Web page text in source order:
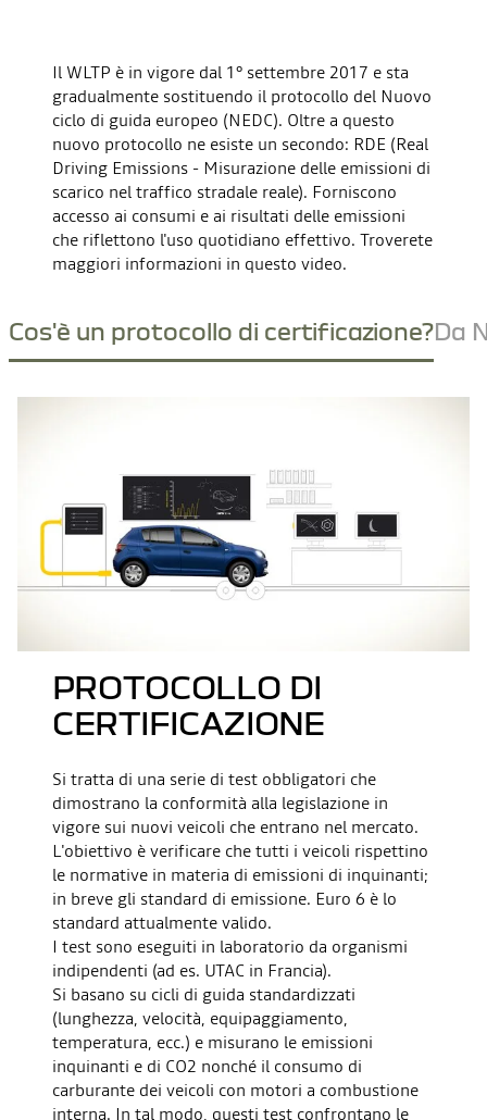
YouTube è disattivato. Per accedere ai contenuti è necessario
autorizzare l’elaborazione dei social cookie. (CTA –
Autorizzazione)
RIFIUTARE
ACCETTO
Il WLTP è in vigore dal 1° settembre 2017 e sta
gradualmente sostituendo il protocollo del Nuovo
ciclo di guida europeo (NEDC). Oltre a questo
nuovo protocollo ne esiste un secondo: RDE (Real
Driving Emissions - Misurazione delle emissioni di
scarico nel traffico stradale reale). Forniscono
accesso ai consumi e ai risultati delle emissioni
che riflettono l'uso quotidiano effettivo. Troverete
maggiori informazioni in questo video.
Cos'è un protocollo di certificazione?Da
PROTOCOLLO DI
CERTIFICAZIONE
Si tratta di una serie di test obbligatori che
dimostrano la conformità alla legislazione in
vigore sui nuovi veicoli che entrano nel mercato.
L'obiettivo è verificare che tutti i veicoli rispettino
le normative in materia di emissioni di inquinanti;
in breve gli standard di emissione. Euro 6 è lo
standard attualmente valido.
I test sono eseguiti in laboratorio da organismi
indipendenti (ad es. UTAC in Francia).
Si basano su cicli di guida standardizzati
(lunghezza, velocità, equipaggiamento,
temperatura, ecc.) e misurano le emissioni
inquinanti e di CO2 nonché il consumo di
carburante dei veicoli con motori a combustione
interna. In tal modo, questi test confrontano le